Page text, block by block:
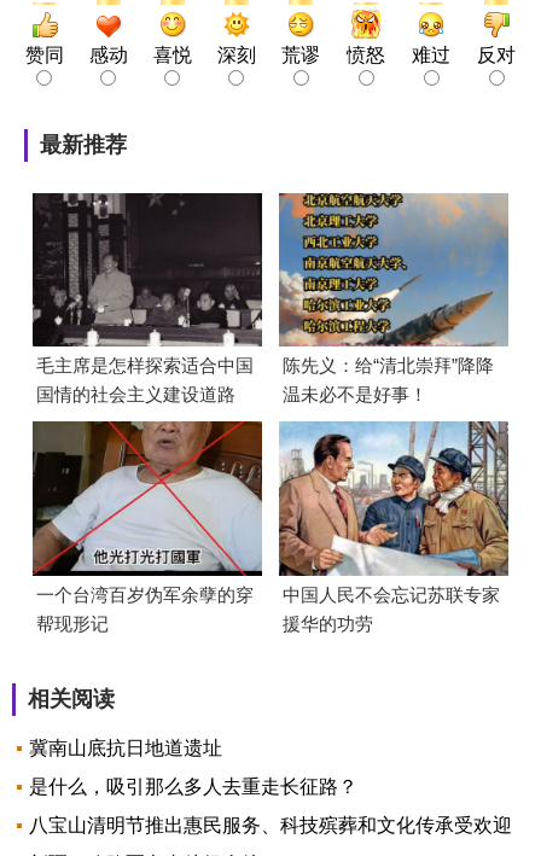
赞同 感动 喜悦 深刻 荒谬 愤怒 难过 反对
最新推荐
毛主席是怎样探索适合中国
国情的社会主义建设道路
的？
陈先义：给“清北崇拜”降降
温未必不是好事！
一个台湾百岁伪军余孽的穿
帮现形记
中国人民不会忘记苏联专家
援华的功劳
相关阅读
冀南山底抗日地道遗址
是什么，吸引那么多人去重走长征路？
八宝山清明节推出惠民服务、科技殡葬和文化传承受欢迎